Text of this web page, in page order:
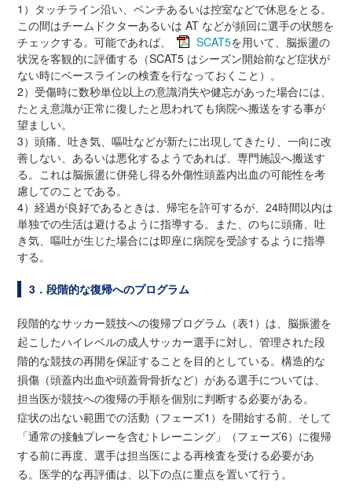
1）タッチライン沿い、ベンチあるいは控室などで休息をとる。
この間はチームドクターあるいは AT などが頻回に選手の状態を
チェックする。可能であれば、
SCAT5を用いて、脳振盪の
状況を客観的に評価する（SCAT5 はシーズン開始前など症状が
ない時にベースラインの検査を行なっておくこと）。
2）受傷時に数秒単位以上の意識消失や健忘があった場合には、
たとえ意識が正常に復したと思われても病院へ搬送をする事が
望ましい。
3）頭痛、吐き気、嘔吐などが新たに出現してきたり、一向に改
善しない、あるいは悪化するようであれば、専門施設へ搬送す
る。これは脳振盪に併発し得る外傷性頭蓋内出血の可能性を考
慮してのことである。
4）経過が良好であるときは、帰宅を許可するが、24時間以内は
単独での生活は避けるように指導する。また、のちに頭痛、吐
き気、嘔吐が生じた場合には即座に病院を受診するように指導
する。
3．段階的な復帰へのプログラム
段階的なサッカー競技への復帰プログラム（表1）は、脳振盪を
起こしたハイレベルの成人サッカー選手に対し、管理された段
階的な競技の再開を保証することを目的としている。構造的な
損傷（頭蓋内出血や頭蓋骨骨折など）がある選手については、
担当医が競技への復帰の手順を個別に判断する必要がある。
症状の出ない範囲での活動（フェーズ1）を開始する前、そして
「通常の接触プレーを含むトレーニング」（フェーズ6）に復帰
する前に再度、選手は担当医による再検査を受ける必要があ
る。医学的な再評価は、以下の点に重点を置いて行う。